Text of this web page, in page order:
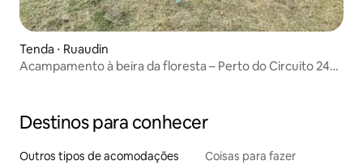
Tenda ⋅ Ruaudin
Acampamento à beira da floresta – Perto do Circuito 24
Destinos para conhecer
Outros tipos de acomodações Coisas para fazer